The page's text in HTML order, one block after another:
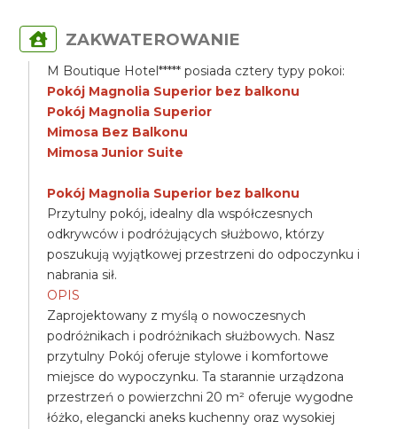
ZAKWATEROWANIE
M Boutique Hotel***** posiada cztery typy pokoi:
Pokój Magnolia Superior bez balkonu
Pokój Magnolia Superior
Mimosa Bez Balkonu
Mimosa Junior Suite
Pokój Magnolia Superior bez balkonu
Przytulny pokój, idealny dla współczesnych
odkrywców i podróżujących służbowo, którzy
poszukują wyjątkowej przestrzeni do odpoczynku i
nabrania sił.
OPIS
Zaprojektowany z myślą o nowoczesnych
podróżnikach i podróżnikach służbowych. Nasz
przytulny Pokój oferuje stylowe i komfortowe
miejsce do wypoczynku. Ta starannie urządzona
przestrzeń o powierzchni 20 m² oferuje wygodne
łóżko, elegancki aneks kuchenny oraz wysokiej